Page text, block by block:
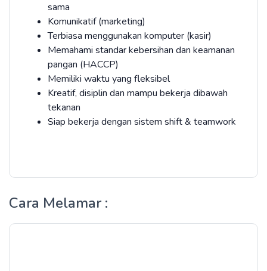
sama
Komunikatif (marketing)
Terbiasa menggunakan komputer (kasir)
Memahami standar kebersihan dan keamanan
pangan (HACCP)
Memiliki waktu yang fleksibel
Kreatif, disiplin dan mampu bekerja dibawah
tekanan
Siap bekerja dengan sistem shift & teamwork
Cara Melamar :